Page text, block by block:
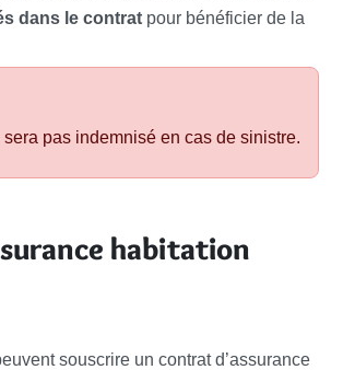
dans le contrat pour bénéficier de la
pas indemnisé en cas de sinistre.
habitation
souscrire un contrat d’assurance